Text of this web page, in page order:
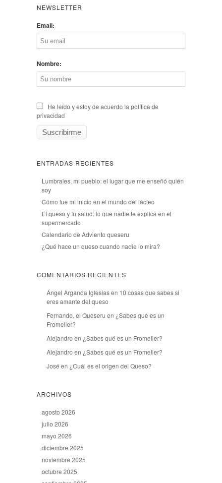
NEWSLETTER
Email:
Nombre:
He leído y estoy de acuerdo la política de
privacidad
ENTRADAS RECIENTES
Lumbrales, mi pueblo: el lugar que me enseñó quién
soy
Cómo fue mi inicio en el mundo del lácteo
El queso y tu salud: lo que nadie te explica en el
supermercado
Calendario de Adviento queseru
¿Qué hace un queso cuando nadie lo mira?
COMENTARIOS RECIENTES
Ángel Arganda Iglesiasen 10 cosas que sabes si
eres amante del queso
Fernando, el Queseru en ¿Sabes qué es un
Fromelier?
Alejandro en ¿Sabes qué es un Fromelier?
Alejandro en ¿Sabes qué es un Fromelier?
José en ¿Cuál es el origen del Queso?
ARCHIVOS
agosto 2026
julio 2026
mayo 2026
diciembre 2025
noviembre 2025
octubre 2025